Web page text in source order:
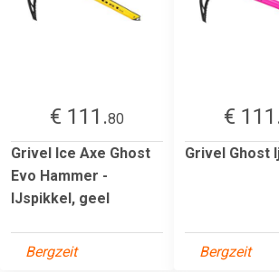
€ 111.80
Grivel Ice Axe Ghost
Evo Hammer -
IJspikkel, geel
Bergzeit
€
Grivel Ghost
Bergzeit